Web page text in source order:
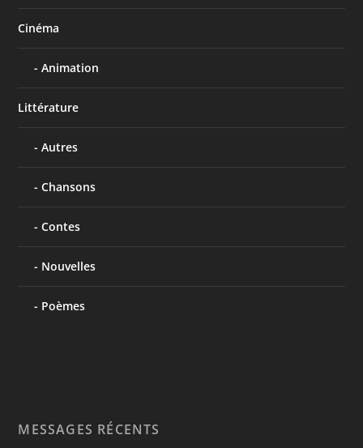
Cinéma
Animation
Littérature
Autres
Chansons
Contes
Nouvelles
Poèmes
MESSAGES RÉCENTS